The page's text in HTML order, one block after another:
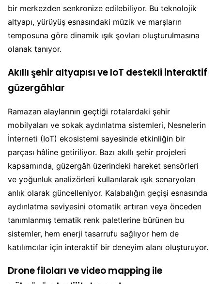
bir merkezden senkronize edilebiliyor. Bu teknolojik
altyapı, yürüyüş esnasındaki müzik ve marşların
temposuna göre dinamik ışık şovları oluşturulmasına
olanak tanıyor.
Akıllı şehir altyapısı ve IoT destekli interaktif
güzergâhlar
Ramazan alaylarının geçtiği rotalardaki şehir
mobilyaları ve sokak aydınlatma sistemleri, Nesnelerin
İnterneti (IoT) ekosistemi sayesinde etkinliğin bir
parçası hâline getiriliyor. Bazı akıllı şehir projeleri
kapsamında, güzergâh üzerindeki hareket sensörleri
ve yoğunluk analizörleri kullanılarak ışık senaryoları
anlık olarak güncelleniyor. Kalabalığın geçişi esnasında
aydınlatma seviyesini otomatik artıran veya önceden
tanımlanmış tematik renk paletlerine bürünen bu
sistemler, hem enerji tasarrufu sağlıyor hem de
katılımcılar için interaktif bir deneyim alanı oluşturuyor.
Drone filoları ve video mapping ile